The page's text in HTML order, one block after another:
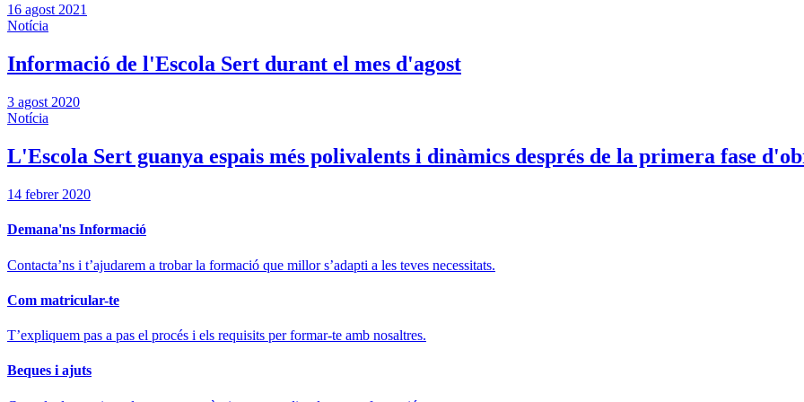
16 agost 2021
Notícia
Informació de l'Escola Sert durant el mes d'agost
3 agost 2020
Notícia
L'Escola Sert guanya espais més polivalents i dinàmics després de la primera fase
14 febrer 2020
Demana'ns Informació
Contacta’ns i t’ajudarem a trobar la formació que millor s’adapti a les teves necessitats.
Com matricular-te
T’expliquem pas a pas el procés i els requisits per formar-te amb nosaltres.
Beques i ajuts